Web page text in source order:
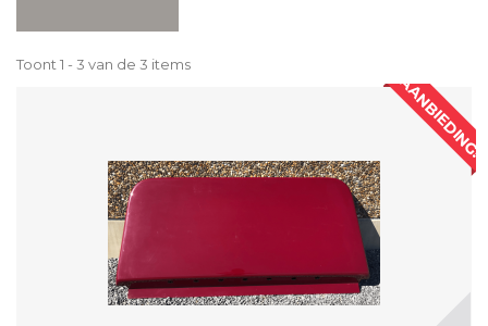
Toont 1 - 3 van de 3 items
AANBIEDING!